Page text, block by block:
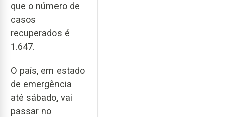
que o número de
casos
recuperados é
1.647.
O país, em estado
de emergência
até sábado, vai
passar no